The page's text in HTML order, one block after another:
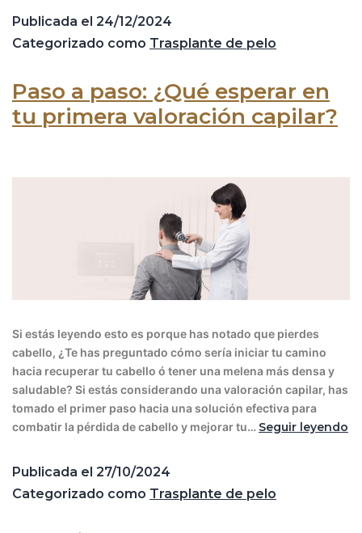
Publicada el 24/12/2024
Categorizado como Trasplante de pelo
Paso a paso: ¿Qué esperar en
tu primera valoración capilar?
Si estás leyendo esto es porque has notado que pierdes
cabello, ¿Te has preguntado cómo sería iniciar tu camino
hacia recuperar tu cabello ó tener una melena más densa y
saludable? Si estás considerando una valoración capilar, has
tomado el primer paso hacia una solución efectiva para
combatir la pérdida de cabello y mejorar tu… Seguir leyendo
Publicada el 27/10/2024
Categorizado como Trasplante de pelo